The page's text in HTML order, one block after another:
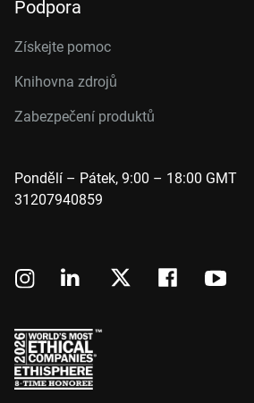
Podpora
Získejte pomoc
Knihovna zdrojů
Zabezpečení produktů
Pondělí – Pátek, 9:00 – 18:00 GMT
31207940859